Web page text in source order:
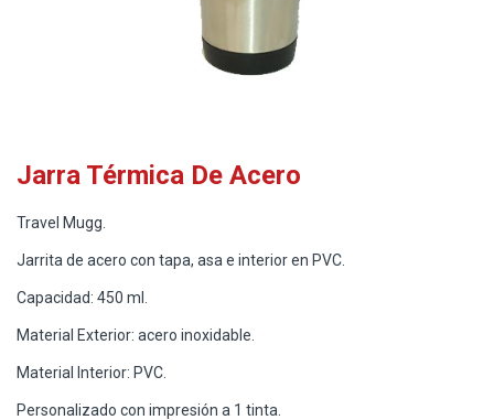
Jarra Térmica De Acero
Travel Mugg.
Jarrita de acero con tapa, asa e interior en PVC.
Capacidad: 450 ml.
Material Exterior: acero inoxidable.
Material Interior: PVC.
Personalizado con impresión a 1 tinta.